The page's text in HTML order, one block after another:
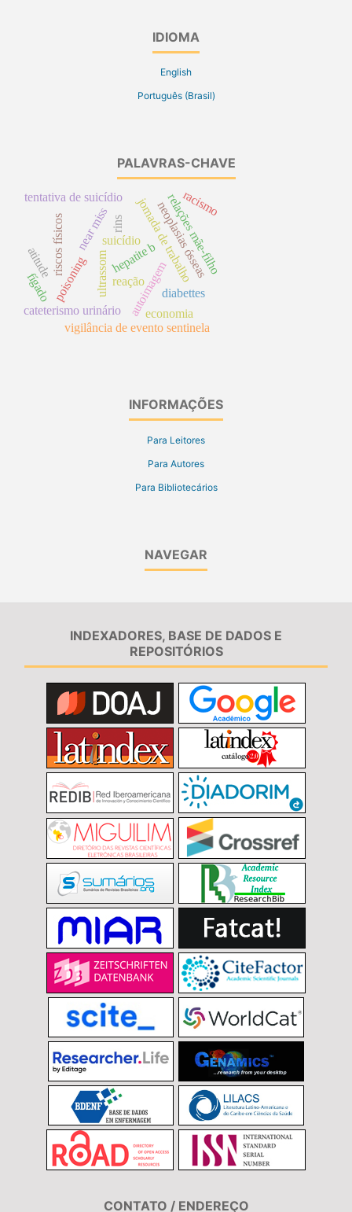
IDIOMA
English
Português (Brasil)
PALAVRAS-CHAVE
hepatite bneoplasias ósseas
poisoning ultrassom
cateterismo urinário
near miss
vigilância de evento sentinela
jornada de trabalho
relações mãe-filho
riscos físicos
autoimagem
economia
suicídio
tentativa de suicídio
reação
diabettes
fígado
rins
racismo
atitude
INFORMAÇÕES
Para Leitores
Para Autores
Para Bibliotecários
NAVEGAR
INDEXADORES, BASE DE DADOS E
REPOSITÓRIOS
CONTATO / ENDEREÇO